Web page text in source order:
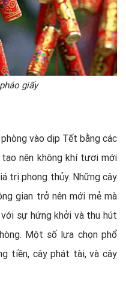
giấy
vào dịp Tết bằng các
nên không khí tươi mới
trị phong thủy. Những cây
gian trở nên mới mẻ mà
sự hứng khởi và thu hút
Một số lựa chọn phổ
tiền, cây phát tài, và cây